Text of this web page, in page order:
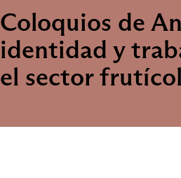
Coloquios de
identidad y
el sector